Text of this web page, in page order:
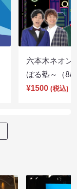
六本木ネオン
ぼる塾～（
¥1500 (税込)